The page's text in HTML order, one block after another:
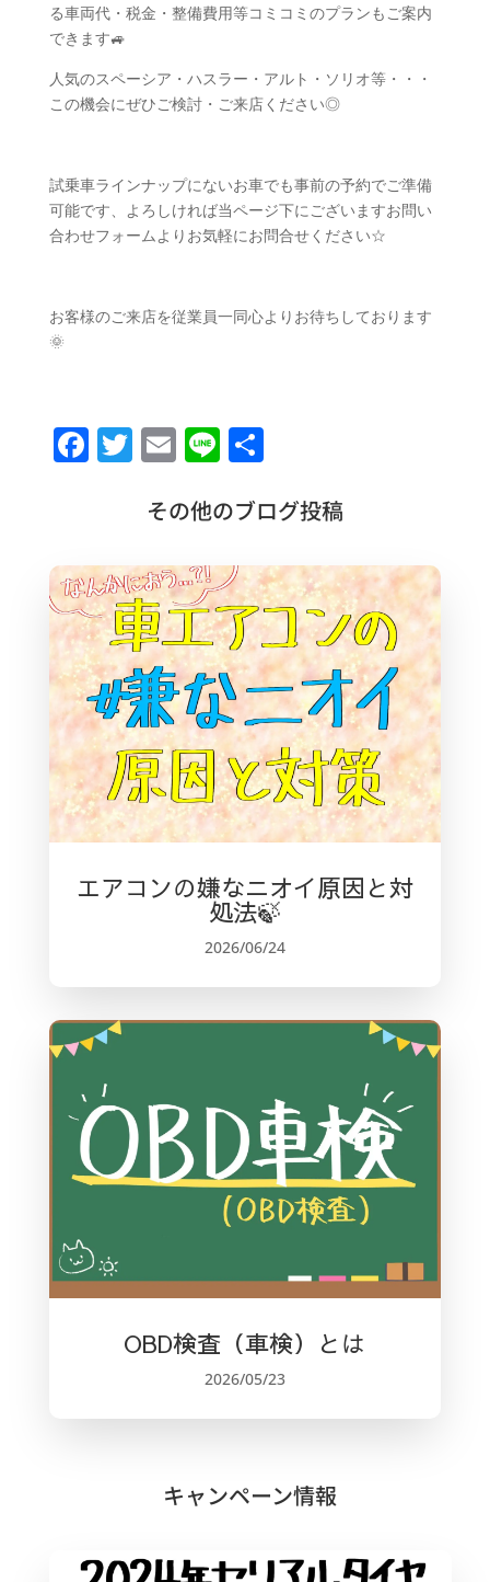
る車両代・税金・整備費用等コミコミのプランもご案内
できます🚙
人気のスペーシア・ハスラー・アルト・ソリオ等・・・
この機会にぜひご検討・ご来店ください◎
試乗車ラインナップにないお車でも事前の予約でご準備
可能です、よろしければ当ページ下にございますお問い
合わせフォームよりお気軽にお問合せください☆
お客様のご来店を従業員一同心よりお待ちしております
🌞
F
b
o
o
k
T
it
r
E
ai
Li
e
共
その他のブログ投稿
エアコンの嫌なニオイ原因と対
処法🍃
2026/06/24
OBD検査（車検）とは
2026/05/23
キャンペーン情報